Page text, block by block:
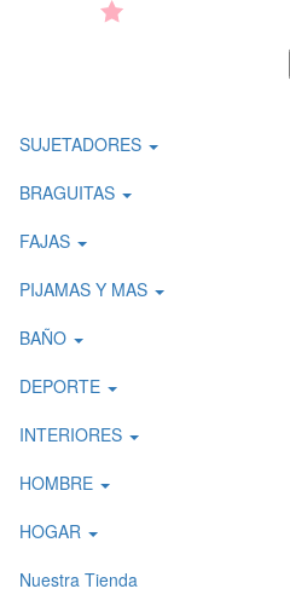
SUJETADORES
BRAGUITAS
FAJAS
PIJAMAS Y MAS
BAÑO
DEPORTE
INTERIORES
HOMBRE
HOGAR
Nuestra Tienda